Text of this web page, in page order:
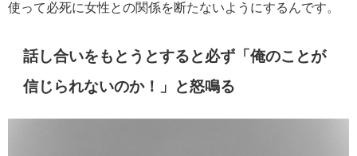
使って必死に女性との関係を断たないようにするんです。
話し合いをもとうとすると必ず「俺のことが
信じられないのか！」と怒鳴る